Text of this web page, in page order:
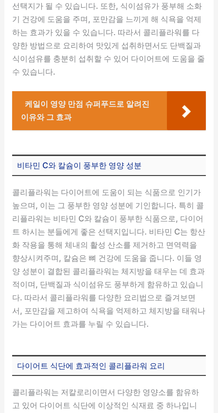
선택지가 될 수 있습니다. 또한, 식이섬유가 풍부해 소화
기 건강에 도움을 주며, 포만감을 느끼게 해 식욕을 억제
하는 효과가 있을 수 있습니다. 따라서 콜리플라워를 다
양한 방법으로 요리하여 맛있게 섭취하면서도 단백질과
식이섬유를 충분히 섭취할 수 있어 다이어트에 도움을 줄
수 있습니다.
케일이 영양 만점 슈퍼푸드로 알려진
이유와 그 효과
비타민 C와 칼슘이 풍부한 영양 성분
콜리플라워는 다이어트에 도움이 되는 식품으로 인기가
높으며, 이는 그 풍부한 영양 성분에 기인합니다. 특히 콜
리플라워는 비타민 C와 칼슘이 풍부한 식품으로, 다이어
트 하시는 분들에게 좋은 선택지입니다. 비타민 C는 항산
화 작용을 통해 체내의 활성 산소를 제거하고 면역력을
향상시켜주며, 칼슘은 뼈 건강에 도움을 줍니다. 이들 영
양 성분이 결합된 콜리플라워는 체지방을 태우는 데 효과
적이며, 단백질과 식이섬유도 풍부하게 함유하고 있습니
다. 따라서 콜리플라워를 다양한 요리법으로 즐겨보면
서, 포만감을 제고하여 식욕을 억제하고 체지방을 태워나
가는 다이어트 효과를 누릴 수 있습니다.
다이어트 식단에 효과적인 콜리플라워 요리
콜리플라워는 저칼로리이면서 다양한 영양소를 함유하
고 있어 다이어트 식단에 이상적인 식재료 중 하나입니